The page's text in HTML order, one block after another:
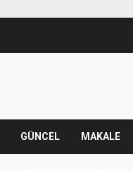
GÜNCEL MAKALE